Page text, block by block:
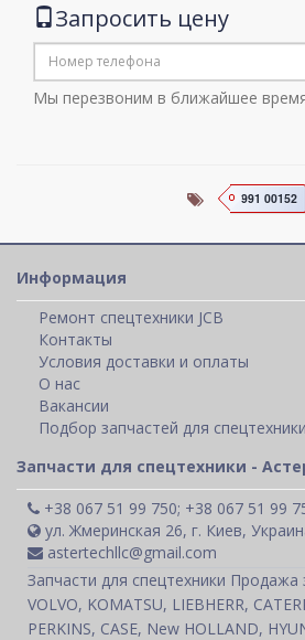
Запросить цену
Мы перезвоним в ближайшее
991 00152
Информация
Ремонт спецтехники JCB
Контакты
Условия доставки и оплаты
О нас
Вакансии
Подбор запчастей для
Запчасти для спецтехники -
+38 067 51 99 750; +38 067 51 99
ул. Жмеринская 26, г. Киев,
astertechllc@gmail.com
Запчасти для спецтехники Продажа
VOLVO, KOMATSU, LIEBHERR,
PERKINS, CASE, New HOLLAND,